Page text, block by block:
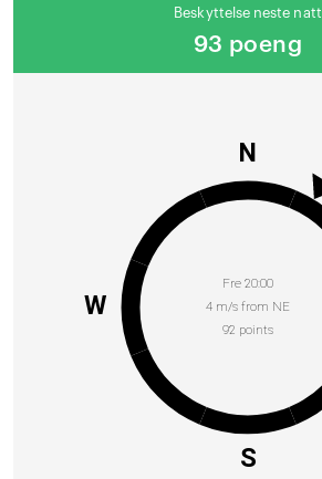
Beskyttelse neste natt
93 poeng
Fre 20:00
4 m/s from NE
92 points
N
S
W